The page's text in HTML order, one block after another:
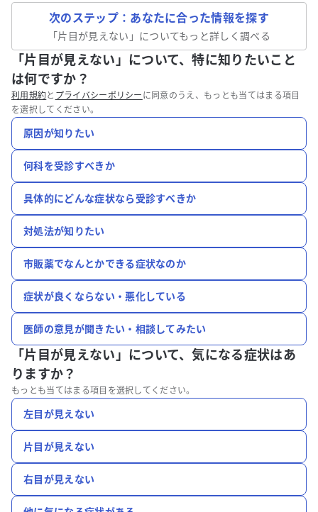
次のステップ：あなたに合った情報を探す
「片目が見えない 」についてもっと詳しく調べる
「片目が見えない」について、特に知りたいこと
は何ですか？
利用規約と プライバシーポリシー に同意のうえ、もっとも当てはまる項目
を選択してください。
原因が知りたい
何科を受診すべきか
具体的にどんな症状なら受診すべきか
対処法が知りたい
市販薬でなんとかできる症状なのか
症状が良くならない・悪化している
医師の意見が聞きたい・相談してみたい
「片目が見えない」について、気になる症状はあ
りますか？
もっとも当てはまる項目を選択してください。
左目が見えない
片目が見えない
右目が見えない